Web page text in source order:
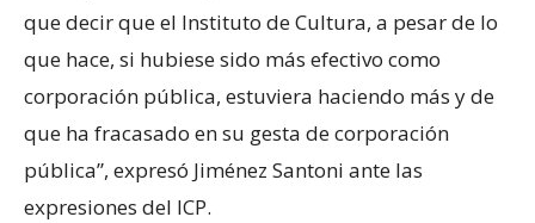
que decir que el Instituto de Cultura, a pesar de lo
que hace, si hubiese sido más efectivo como
corporación pública, estuviera haciendo más y de
que ha fracasado en su gesta de corporación
pública”, expresó Jiménez Santoni ante las
expresiones del ICP.